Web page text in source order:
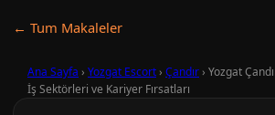
← Tum Makaleler
Ana Sayfa › Yozgat Escort› Çandır› Yozgat
İş Sektörleri ve Kariyer Fırsatları